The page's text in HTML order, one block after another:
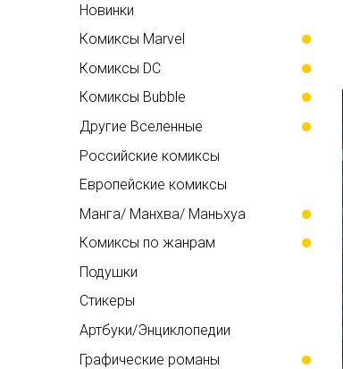
Новинки
Комиксы Marvel
Комиксы DC
Комиксы Bubble
Другие Вселенные
Российские комиксы
Европейские комиксы
Манга/ Манхва/ Маньхуа
Комиксы по жанрам
Подушки
Стикеры
Артбуки/Энциклопедии
Графические романы